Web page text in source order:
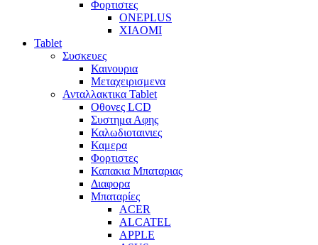
Φορτιστες
ONEPLUS
XIAOMI
Tablet
Συσκευες
Καινουρια
Μεταχειρισμενα
Ανταλλακτικα Tablet
Οθονες LCD
Συστημα Αφης
Καλωδιοταινιες
Καμερα
Φορτιστες
Καπακια Μπαταριας
Διαφορα
Μπαταρίες
ACER
ALCATEL
APPLE